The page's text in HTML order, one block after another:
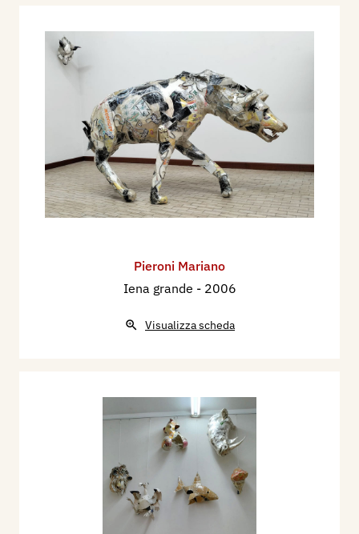
Pieroni Mariano
Iena grande - 2006
Visualizza scheda